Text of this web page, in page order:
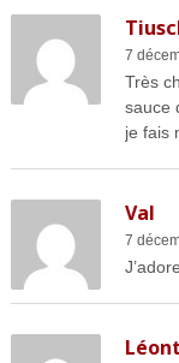
7
Très
sauce
je fais
Val
7